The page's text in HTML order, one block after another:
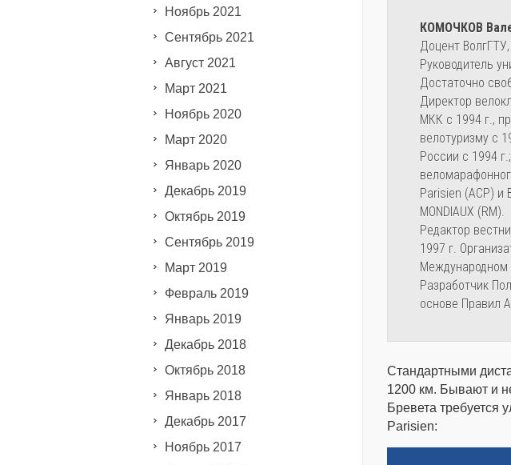
КОМОЧКОВ
Доцент
Руководитель
Достаточно
Директор
МКК с 1994 г.,
велотуризму с
России с 1994
Parisien (ACP) и
MONDIAUX (RM).
Редактор
1997 г.
Международном
Разработчик
основе Правил
Стандартными
1200 км. Бывают и
Бревета требуется
Parisien:
Ноябрь 2021
Сентябрь 2021
Август 2021
Март 2021
Ноябрь 2020
Март 2020
Январь 2020
Декабрь 2019
Октябрь 2019
Сентябрь 2019
Март 2019
Февраль 2019
Январь 2019
Декабрь 2018
Октябрь 2018
Январь 2018
Декабрь 2017
Ноябрь 2017